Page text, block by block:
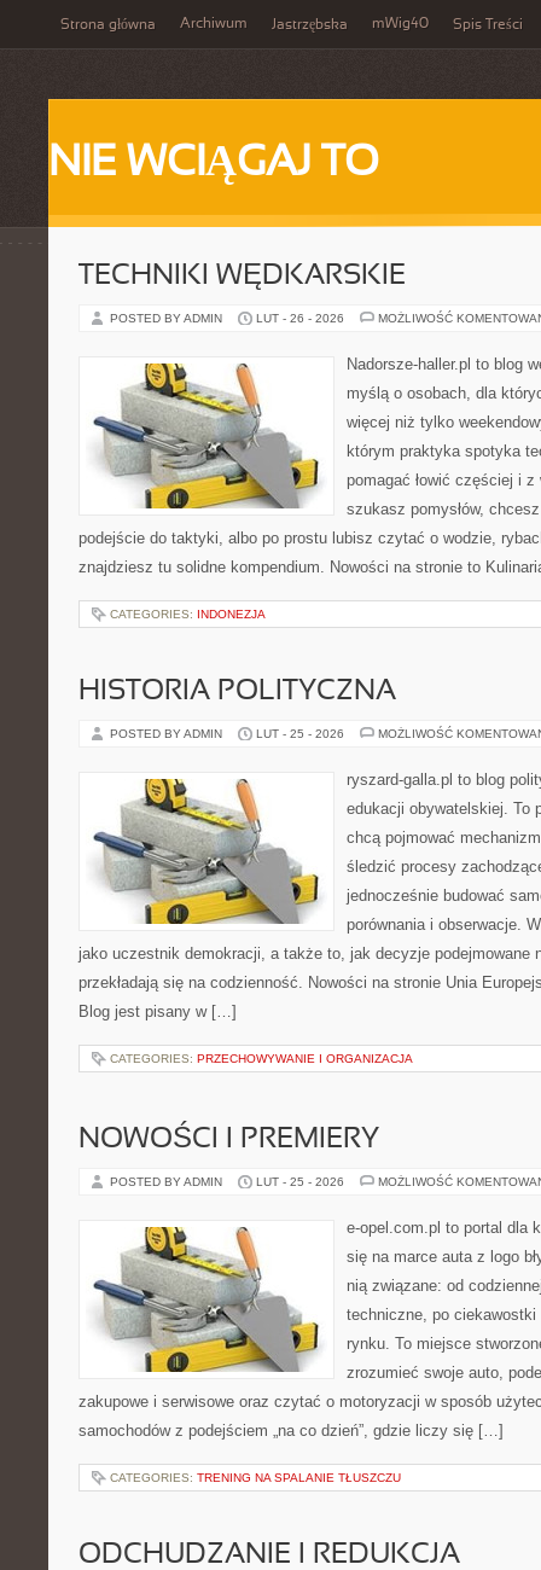
Strona główna Archiwum Jastrzębska mWig40 Spis Treści
NIE WCIĄGAJ TO
TECHNIKI WĘDKARSKIE
POSTED BY ADMIN LUT - 26 - 2026 MOŻLIWOŚĆ
Nadorsze-haller.pl to blog
myślą o osobach, dla
więcej niż tylko
którym praktyka spotyka
pomagać łowić częściej i
szukasz pomysłów,
podejście do taktyki, albo po prostu lubisz czytać o wodzie,
znajdziesz tu solidne kompendium. Nowości na stronie to
CATEGORIES: INDONEZJA
HISTORIA POLITYCZNA
POSTED BY ADMIN LUT - 25 - 2026 MOŻLIWOŚĆ
ryszard-galla.pl to blog
edukacji obywatelskiej. To
chcą pojmować
śledzić procesy
jednocześnie budować
porównania i obserwacje.
jako uczestnik demokracji, a także to, jak decyzje podejmowane
przekładają się na codzienność. Nowości na stronie Unia
Blog jest pisany w […]
CATEGORIES: PRZECHOWYWANIE I ORGANIZACJA
NOWOŚCI I PREMIERY
POSTED BY ADMIN LUT - 25 - 2026 MOŻLIWOŚĆ
e-opel.com.pl to portal dla
się na marce auta z logo
nią związane: od
techniczne, po
rynku. To miejsce
zrozumieć swoje auto,
zakupowe i serwisowe oraz czytać o motoryzacji w sposób
samochodów z podejściem „na co dzień”, gdzie liczy się […]
CATEGORIES: TRENING NA SPALANIE TŁUSZCZU
ODCHUDZANIE I REDUKCJA